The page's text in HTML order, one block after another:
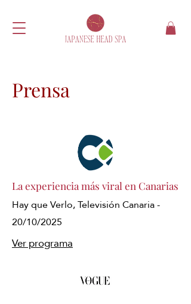
Prensa
La experiencia más viral en Canarias
Hay que Verlo, Televisión Canaria -
20/10/2025
Ver programa